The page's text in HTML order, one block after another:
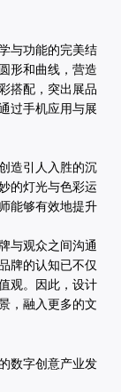
与功能的完美结
形和曲线，营造
搭配，突出展品
过手机应用与展
造引人入胜的沉
的灯光与色彩运
能够有效地提升
与观众之间沟通
牌的认知已不仅
观。因此，设计
，融入更多的文
数字创意产业发